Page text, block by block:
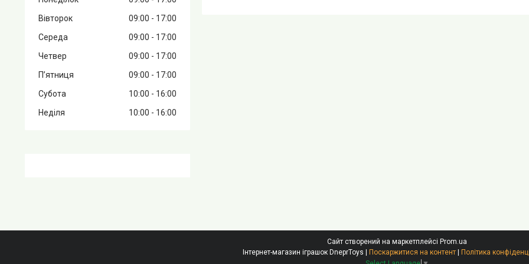
Вівторок
09:00
17:00
Середа
09:00
17:00
Четвер
09:00
17:00
Пʼятниця
09:00
17:00
Субота
10:00
16:00
Неділя
10:00 16:00
Сайт створений на маркетплейсі Prom.ua
Інтернет-магазин іграшок DneprToys | Поскаржитися на контент | Політика